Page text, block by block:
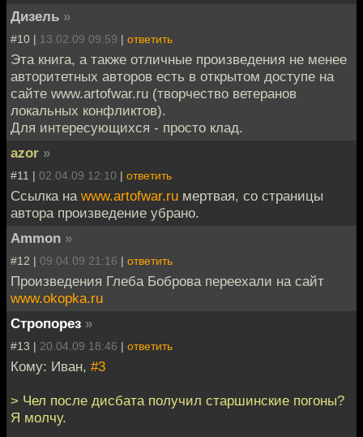
Дизель »
#10 | 13.02.09 09:59 | ответить
Эта книга, а также отличные произведения не менее
авторитетных авторов есть в открытом доступе на
сайте www.artofwar.ru (творчество ветеранов
локальных конфликтов).
Для интересующихся - просто клад.
azor »
#11 | 02.04.09 12:10 | ответить
Ссылка на www.artofwar.ru мертвая, со страницы
автора произведение убрано.
Ammon »
#12 | 09.04.09 21:16 | ответить
Произведения Глеба Боброва переехали на сайт
www.okopka.ru
Стропорез »
#13 | 20.04.09 18:46 | ответить
Кому: Иван, #3
> Чел после дисбата получил старшинские погоны?
Я молчу.